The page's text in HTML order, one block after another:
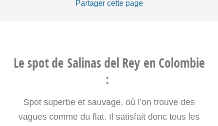
Partager cette page
Le spot de Salinas del Rey en Colombie
:
Spot superbe et sauvage, où l’on trouve des
vagues comme du flat. Il satisfait donc tous les